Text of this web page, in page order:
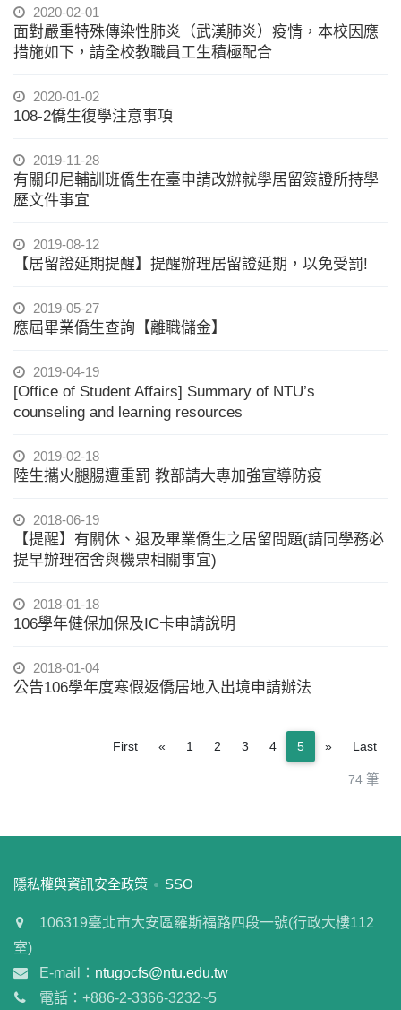
2020-02-01
面對嚴重特殊傳染性肺炎（武漢肺炎）疫情，本校因應
措施如下，請全校教職員工生積極配合
2020-01-02
108-2僑生復學注意事項
2019-11-28
有關印尼輔訓班僑生在臺申請改辦就學居留簽證所持學
歷文件事宜
2019-08-12
【居留證延期提醒】提醒辦理居留證延期，以免受罰!
2019-05-27
應屆畢業僑生查詢【離職儲金】
2019-04-19
[Office of Student Affairs] Summary of NTU’s
counseling and learning resources
2019-02-18
陸生攜火腿腸遭重罰 教部請大專加強宣導防疫
2018-06-19
【提醒】有關休、退及畢業僑生之居留問題(請同學務必
提早辦理宿舍與機票相關事宜)
2018-01-18
106學年健保加保及IC卡申請說明
2018-01-04
公告106學年度寒假返僑居地入出境申請辦法
74 筆
First « Previous
1 2 3 4 5 »NextLast
:::
隱私權與資訊安全政策 SSO
106319臺北市大安區羅斯福路四段一號(行政大樓112
室)
E-mail： ntugocfs@ntu.edu.tw
電話：+886-2-3366-3232~5